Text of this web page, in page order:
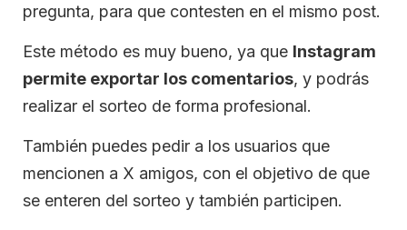
pregunta, para que contesten en el mismo post.
Este método es muy bueno, ya que Instagram
permite exportar los comentarios, y podrás
realizar el sorteo de forma profesional.
También puedes pedir a los usuarios que
mencionen a X amigos, con el objetivo de que
se enteren del sorteo y también participen.